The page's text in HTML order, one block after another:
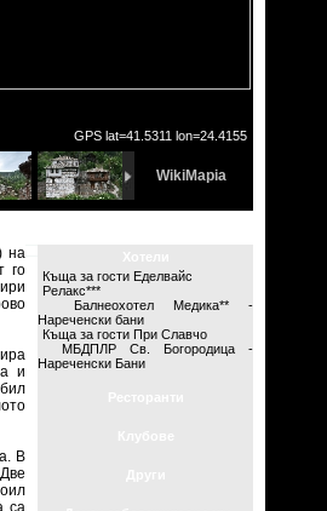
GPS lat=41.5311 lon=24.4155
WikiMapia
на
го
и
В
са
Къща за гости Еделвайс
Релакс***
Балнеохотел Медика** -
Нареченски бани
Къща за гости При Славчо
МБДПЛР Св. Богородица -
Нареченски Бани